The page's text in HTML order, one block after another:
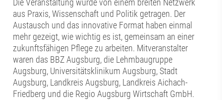
Die Veranstaltung wurde von einem breiten Netzwerk
aus Praxis, Wissenschaft und Politik getragen. Der
Austausch und das innovative Format haben einmal
mehr gezeigt, wie wichtig es ist, gemeinsam an einer
zukunftsfähigen Pflege zu arbeiten. Mitveranstalter
waren das BBZ Augsburg, die Lehmbaugruppe
Augsburg, Universitätsklinikum Augsburg, Stadt
Augsburg, Landkreis Augsburg, Landkreis Aichach-
Friedberg und die Regio Augsburg Wirtschaft GmbH.